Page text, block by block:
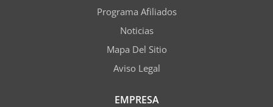
Programa Afiliados
Noticias
Mapa Del Sitio
Aviso Legal
EMPRESA